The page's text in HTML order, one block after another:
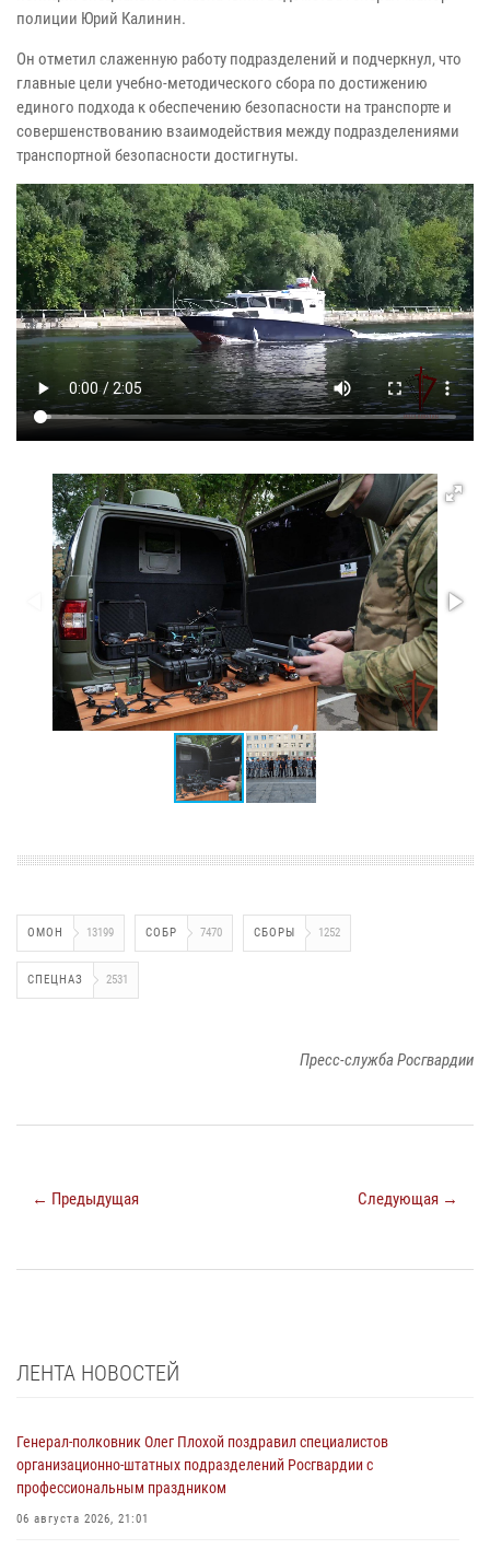
полиции Юрий Калинин.
Он отметил слаженную работу подразделений и подчеркнул, что
главные цели учебно-методического сбора по достижению
единого подхода к обеспечению безопасности на транспорте и
совершенствованию взаимодействия между подразделениями
транспортной безопасности достигнуты.
ОМОН 13199 СОБР 7470 СБОРЫ 1252
СПЕЦНАЗ 2531
Пресс-служба Росгвардии
← Предыдущая Следующая →
ЛЕНТА НОВОСТЕЙ
Генерал-полковник Олег Плохой поздравил специалистов
организационно-штатных подразделений Росгвардии с
профессиональным праздником
06 августа 2026, 21:01